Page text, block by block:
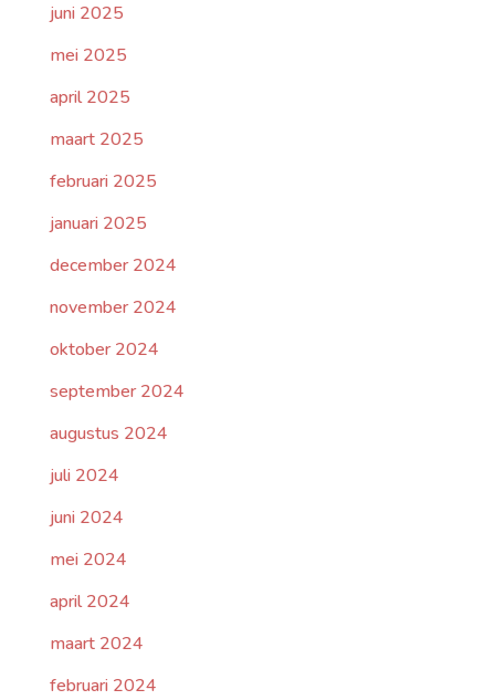
juni 2025
mei 2025
april 2025
maart 2025
februari 2025
januari 2025
december 2024
november 2024
oktober 2024
september 2024
augustus 2024
juli 2024
juni 2024
mei 2024
april 2024
maart 2024
februari 2024